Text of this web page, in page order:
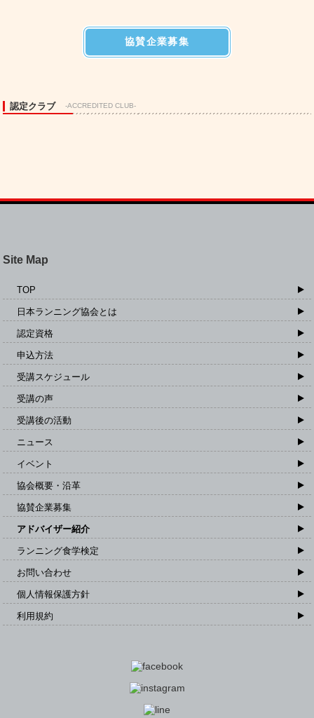
協賛企業募集
認定クラブ -ACCREDITED CLUB-
Site Map
TOP
日本ランニング協会とは
認定資格
申込方法
受講スケジュール
受講の声
受講後の活動
ニュース
イベント
協会概要・沿革
協賛企業募集
アドバイザー紹介
ランニング食学検定
お問い合わせ
個人情報保護方針
利用規約